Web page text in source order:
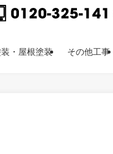
理他
・屋根塗装 その他工事